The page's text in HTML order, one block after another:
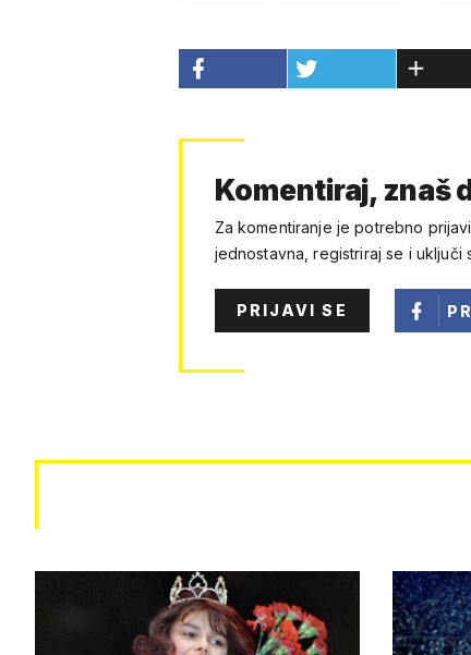
Komentiraj, znaš
Za komentiranje je potrebno
jednostavna, registriraj se i uključi
PRIJAVI SE